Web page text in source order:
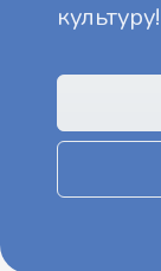
культуру!